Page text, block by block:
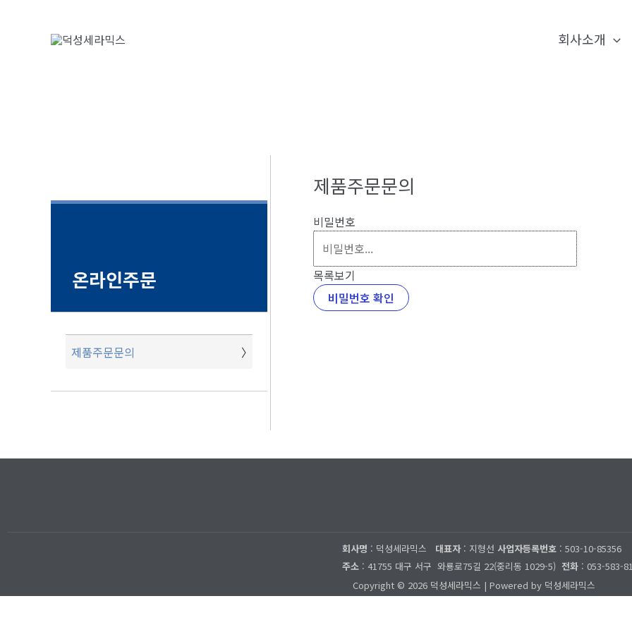
회사소개
온라인주문
제품주문문의
제품주문문의
비밀번호
목록보기
비밀번호 확인
회사명 : 덕성세라믹스 대표자: 지형선 사업자등록번호 : 503-10-85356
주소 : 41755 대구 서구 와룡로75길 22(중리동 1029-5) 전화 : 053-583-
Copyright © 2026 덕성세라믹스 | Powered by 덕성세라믹스